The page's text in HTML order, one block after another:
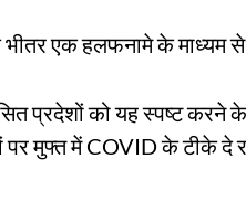
भीतर एक हलफनामे के माध्यम
प्रदेशों को यह स्पष्ट करने
पर मुफ्त में COVID के टीके दे